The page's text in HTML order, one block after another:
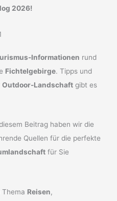
2026!
Informationen rund
Fichtelgebirge. Tipps und
Outdoor-Landschaft gibt es
Beitrag haben wir die
Quellen für die perfekte
für Sie
Thema Reisen,